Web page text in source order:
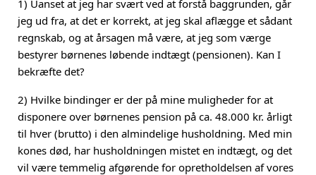
1) Uanset at jeg har svært ved at forstå baggrunden, går
jeg ud fra, at det er korrekt, at jeg skal aflægge et sådant
regnskab, og at årsagen må være, at jeg som værge
bestyrer børnenes løbende indtægt (pensionen). Kan I
bekræfte det?
2) Hvilke bindinger er der på mine muligheder for at
disponere over børnenes pension på ca. 48.000 kr. årligt
til hver (brutto) i den almindelige husholdning. Med min
kones død, har husholdningen mistet en indtægt, og det
vil være temmelig afgørende for opretholdelsen af vores